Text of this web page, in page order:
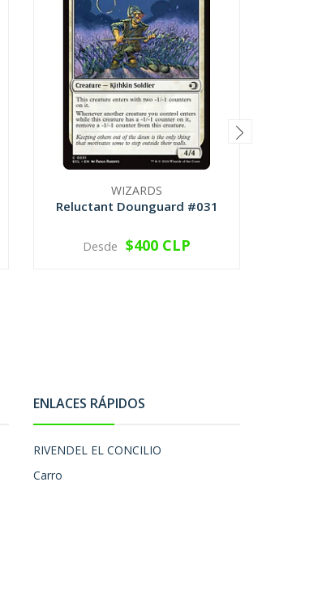
WIZARDS
Reluctant Dounguard #031
VER OPCIONES
Desde $400 CLP
ENLACES RÁPIDOS
RIVENDEL EL CONCILIO
Carro